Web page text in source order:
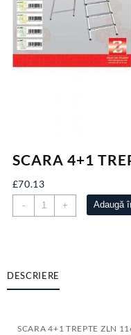
SCARA 4+1
£70.13
-
Cantitate
SCARA
1169
+ Adaugă
DESCRIERE
SCARA 4+1 TREPTE ZLN